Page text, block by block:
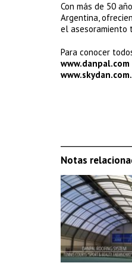
Con más de 50
Argentina,
el asesoramiento
Para conocer
www.danpal.com
Notas